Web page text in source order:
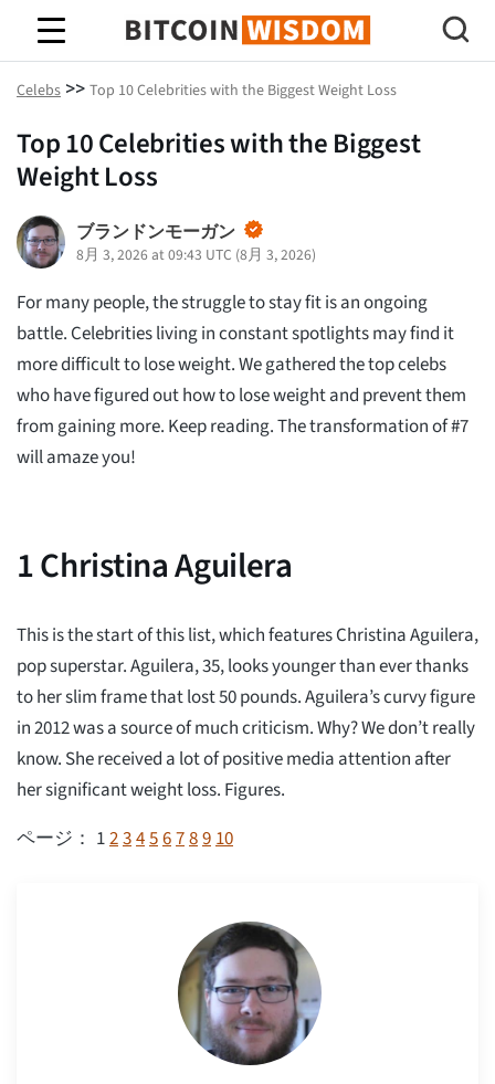
ビットコインの知恵
Celebs >> Top 10 Celebrities with the Biggest Weight Loss
Top 10 Celebrities with the Biggest
Weight Loss
ブランドンモーガン
8月 3, 2026 at 09:43 UTC (8月 3, 2026)
For many people, the struggle to stay fit is an ongoing
battle. Celebrities living in constant spotlights may find it
more difficult to lose weight. We gathered the top celebs
who have figured out how to lose weight and prevent them
from gaining more. Keep reading. The transformation of #7
will amaze you!
1Christina Aguilera
This is the start of this list, which features Christina Aguilera,
pop superstar. Aguilera, 35, looks younger than ever thanks
to her slim frame that lost 50 pounds. Aguilera’s curvy figure
in 2012 was a source of much criticism. Why? We don’t really
know. She received a lot of positive media attention after
her significant weight loss. Figures.
ページ： 12345678910